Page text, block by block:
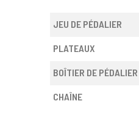
JEU DE PÉDALIER
PLATEAUX
BOÎTIER DE PÉDALIER
CHAÎNE